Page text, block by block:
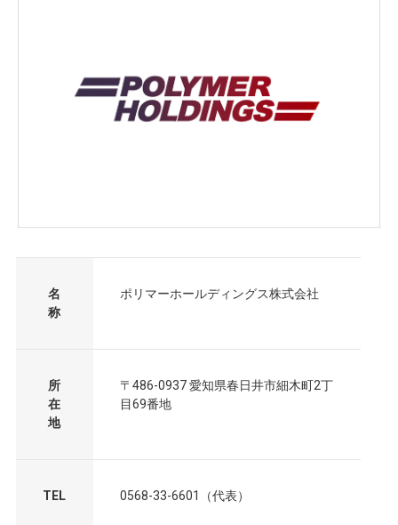
名
称
ポリマーホールディングス株式会社
所
在
地
〒486-0937 愛知県春日井市細木町2丁
目69番地
TEL 0568-33-6601（代表）